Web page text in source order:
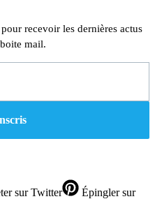
recevoir les dernières actus
mail.
sur Twitter Épinglersur